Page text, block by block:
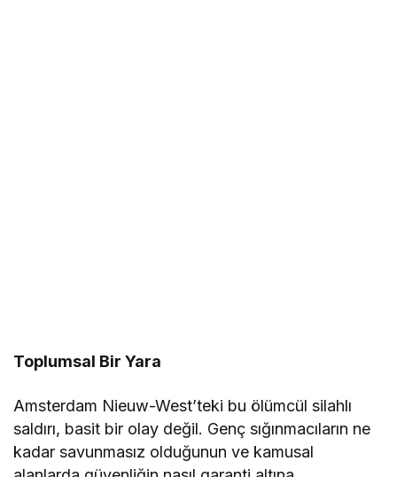
Toplumsal Bir Yara
Amsterdam Nieuw-West’teki bu ölümcül silahlı
saldırı, basit bir olay değil. Genç sığınmacıların ne
kadar savunmasız olduğunun ve kamusal